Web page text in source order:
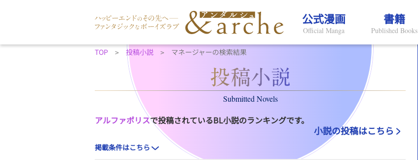
公式漫画
Official Manga
書籍
Published Books
TOP 投稿小説 マネージャーの検索結果
Submitted Novels
アルファポリスで投稿されているBL小説のランキングです。
小説の投稿はこちら
掲載条件はこちら